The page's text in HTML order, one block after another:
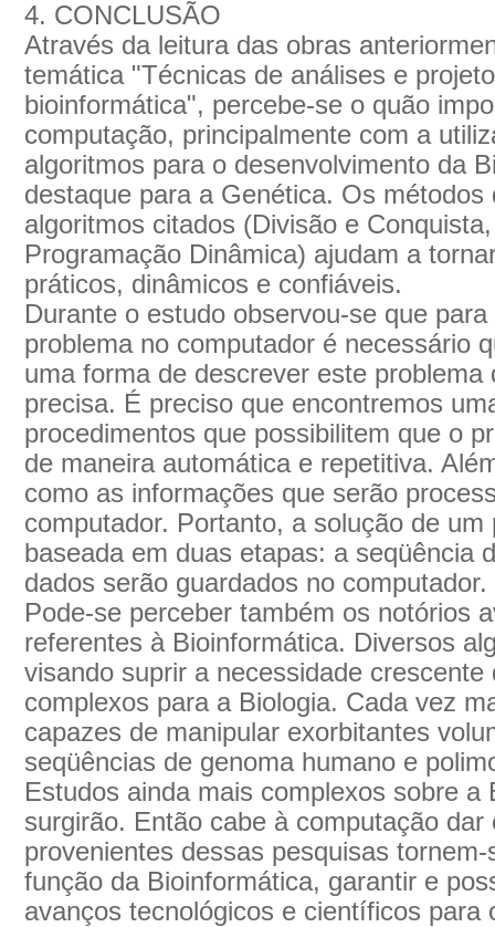
4. CONCLUSÃO
Através da leitura das obras
temática "Técnicas de análises e
bioinformática", percebe-se o quão
computação, principalmente com a
algoritmos para o desenvolvimento da
destaque para a Genética. Os
algoritmos citados (Divisão e
Programação Dinâmica) ajudam a
práticos, dinâmicos e confiáveis.
Durante o estudo observou-se que
problema no computador é necessário
uma forma de descrever este problema
precisa. É preciso que encontremos
procedimentos que possibilitem que o
de maneira automática e repetitiva.
como as informações que serão
computador. Portanto, a solução de
baseada em duas etapas: a seqüência
dados serão guardados no computador.
Pode-se perceber também os notórios
referentes à Bioinformática. Diversos
visando suprir a necessidade
complexos para a Biologia. Cada vez
capazes de manipular exorbitantes
seqüências de genoma humano e
Estudos ainda mais complexos sobre a
surgirão. Então cabe à computação
provenientes dessas pesquisas
função da Bioinformática, garantir e
avanços tecnológicos e científicos para